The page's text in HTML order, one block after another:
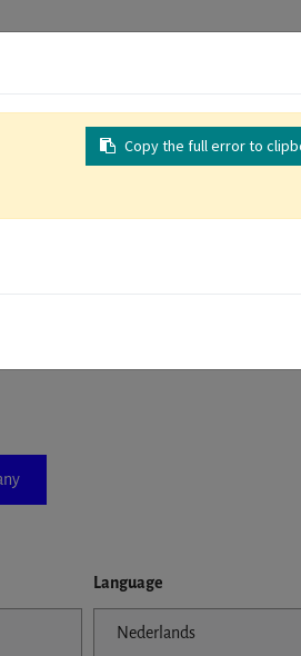
If you don't find your company in our
Language
Copy the full error to